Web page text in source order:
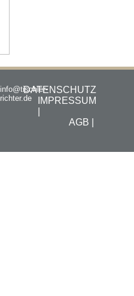
info@tischler-
richter.de
DATENSCHUTZ
IMPRESSUM
AGB |